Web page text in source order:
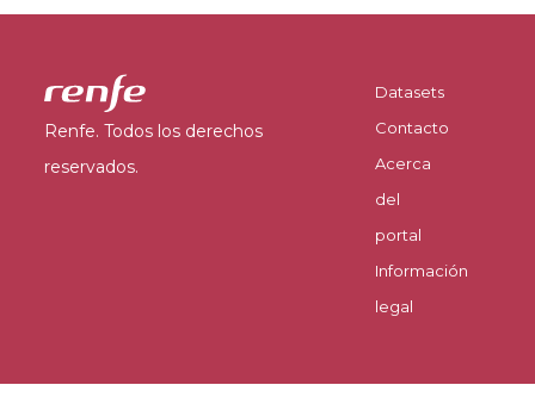
Renfe. Todos los derechos
reservados.
Datasets
Contacto
Acerca
del
portal
Información
legal